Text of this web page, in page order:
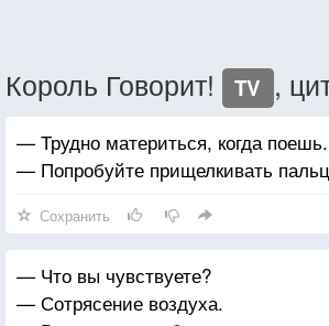
Король Говорит! TV ,
— Трудно материться, когда поешь.
— Попробуйте прищелкивать
Сохранить
— Что вы чувствуете?
— Сотрясение воздуха.